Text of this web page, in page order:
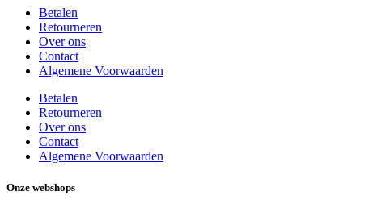
Betalen
Retourneren
Over ons
Contact
Algemene Voorwaarden
Betalen
Retourneren
Over ons
Contact
Algemene Voorwaarden
Onze webshops